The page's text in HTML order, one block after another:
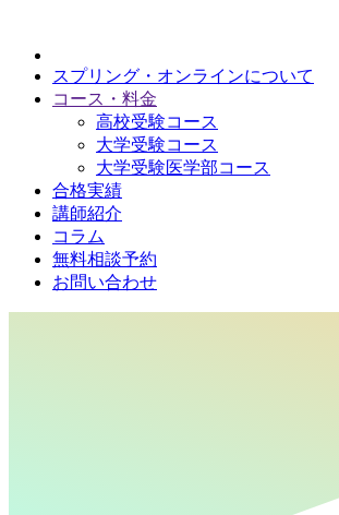
スプリング・オンラインについて
コース・料金
高校受験コース
大学受験コース
大学受験医学部コース
合格実績
講師紹介
コラム
無料相談予約
お問い合わせ